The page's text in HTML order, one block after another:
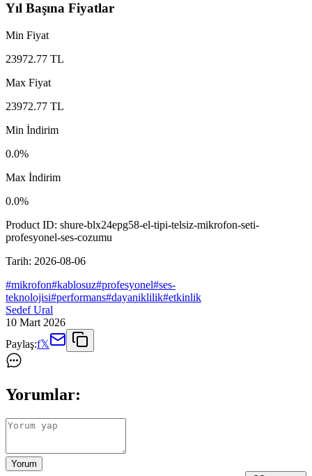
Yıl Başına Fiyatlar
Min Fiyat
23972.77 TL
Max Fiyat
23972.77 TL
Min İndirim
0.0%
Max İndirim
0.0%
Product ID: shure-blx24epg58-el-tipi-telsiz-mikrofon-seti-
profesyonel-ses-cozumu
Tarih: 2026-08-06
#mikrofon#kablosuz#profesyonel#ses-
teknolojisi#performans#dayaniklilik#etkinlik
Sedef Ural
10 Mart 2026
Paylaş:f𝕏
Yorumlar:
Yorum